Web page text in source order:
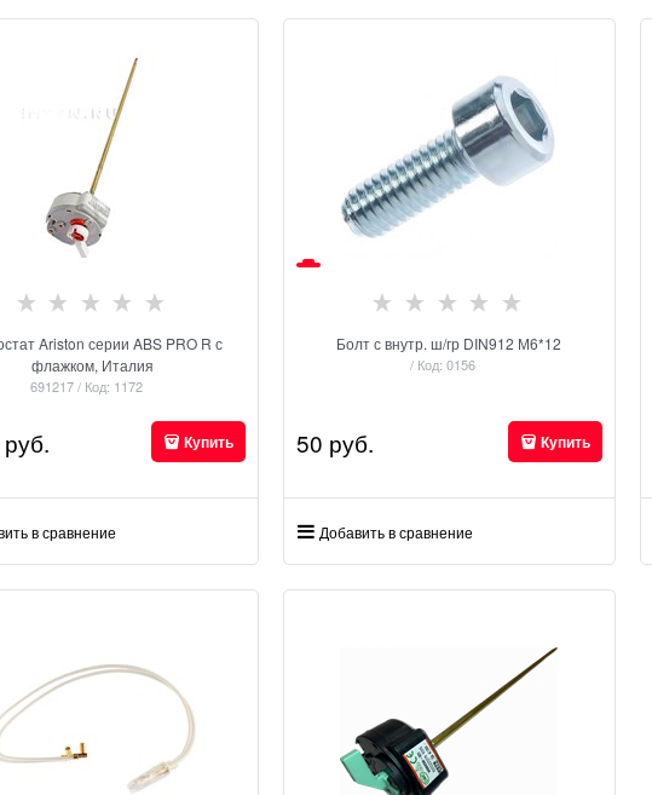
Ariston серии ABS PRO R с
флажком, Италия
691217 / Код: 1172
руб. Купить
в сравнение
Болт с внутр. ш/гр DIN912 М6*12
/ Код: 0156
50 руб. Купить
Добавить в сравнение